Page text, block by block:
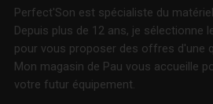
Perfect'Son est spécialiste du
Depuis plus de 12 ans, je sélectionne
pour vous proposer des offres d'une
Mon magasin de Pau vous accueille
votre futur équipement.